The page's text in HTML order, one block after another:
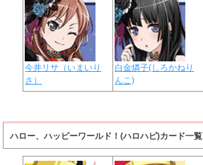
今井リサ（いまいり
さ）
白金燐子(しろかねり
んこ)
ハロー、ハッピーワールド！(ハロハピ)カード一覧